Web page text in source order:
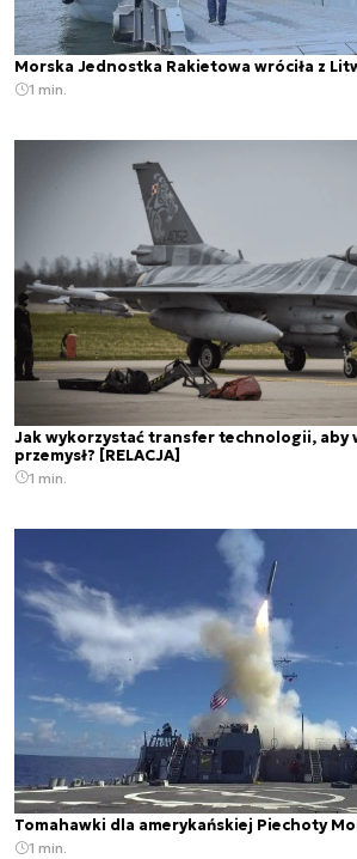
Morska Jednostka Rakietowa wróciła z
1 min.
Jak wykorzystać transfer technologii, aby
przemysł? [RELACJA]
1 min.
Tomahawki dla amerykańskiej Piechoty
1 min.